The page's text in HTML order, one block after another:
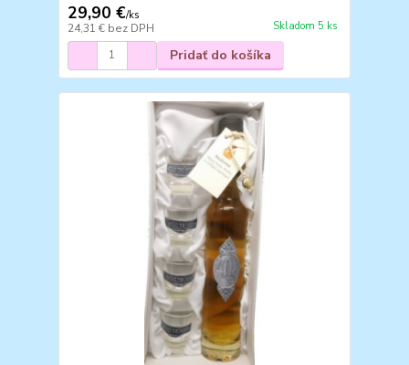
29,90 €/ks
24,31 € bez DPH Skladom 5 ks
Pridať do košíka